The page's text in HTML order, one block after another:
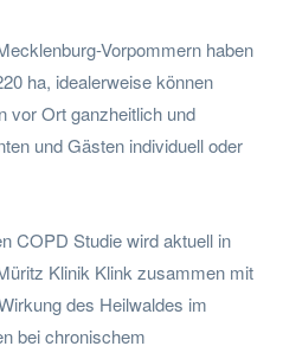
Vorpommern haben
ha, idealerweise können
vor Ort ganzheitlich und
und Gästen individuell oder
COPD Studie wird aktuell in
Klinik Klink zusammen mit
des Heilwaldes im
bei chronischem